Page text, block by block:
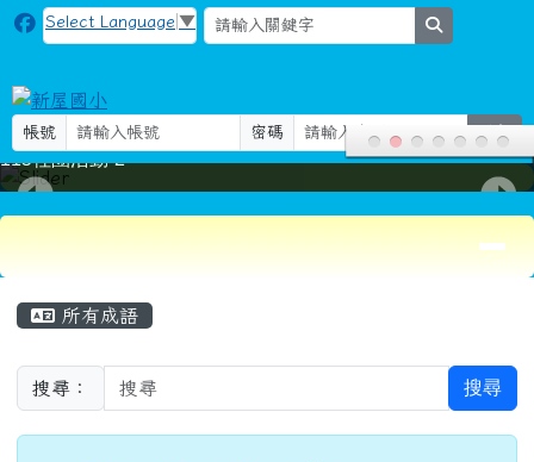
跳至主內容區
新屋國小
Select Language ▼
帳號 密碼 登入
115社團活動-2
所有成語
搜尋： 搜尋